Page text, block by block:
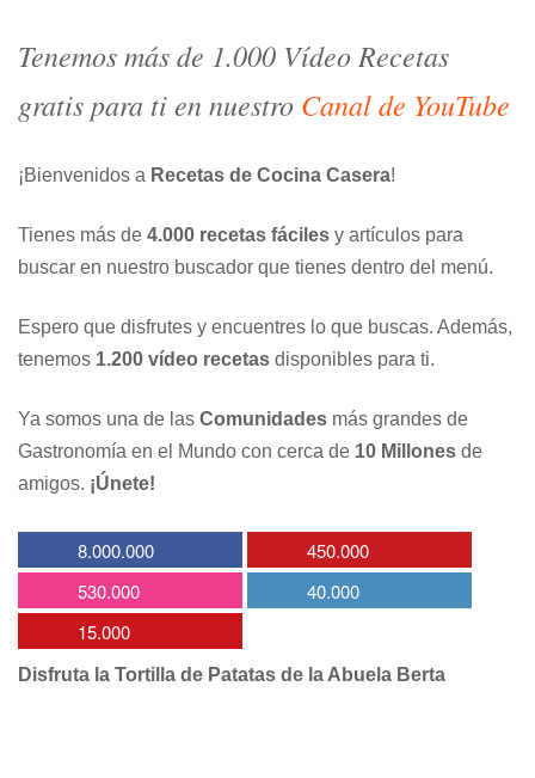
Tenemos más de 1.000 Vídeo Recetas
gratis para ti en nuestro Canal de YouTube
¡Bienvenidos a Recetas de Cocina Casera!
Tienes más de 4.000 recetas fáciles y artículos para
buscar en nuestro buscador que tienes dentro del menú.
Espero que disfrutes y encuentres lo que buscas. Además,
tenemos 1.200 vídeo recetas disponibles para ti.
Ya somos una de las Comunidades más grandes de
Gastronomía en el Mundo con cerca de 10 Millones de
amigos. ¡Únete!
8.000.000
450.000
530.000
40.000
15.000
Disfruta la Tortilla de Patatas de la Abuela Berta